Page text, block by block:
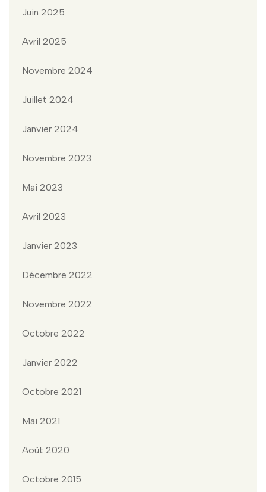
Juin 2025
Avril 2025
Novembre 2024
Juillet 2024
Janvier 2024
Novembre 2023
Mai 2023
Avril 2023
Janvier 2023
Décembre 2022
Novembre 2022
Octobre 2022
Janvier 2022
Octobre 2021
Mai 2021
Août 2020
Octobre 2015